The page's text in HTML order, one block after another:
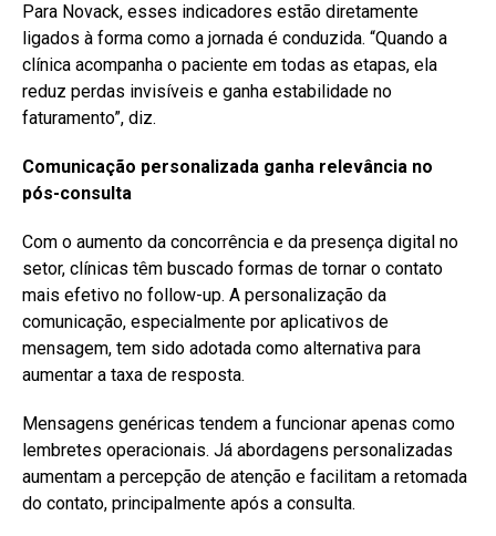
Para Novack, esses indicadores estão diretamente
ligados à forma como a jornada é conduzida. “Quando a
clínica acompanha o paciente em todas as etapas, ela
reduz perdas invisíveis e ganha estabilidade no
faturamento”, diz.
Comunicação personalizada ganha relevância no
pós-consulta
Com o aumento da concorrência e da presença digital no
setor, clínicas têm buscado formas de tornar o contato
mais efetivo no follow-up. A personalização da
comunicação, especialmente por aplicativos de
mensagem, tem sido adotada como alternativa para
aumentar a taxa de resposta.
Mensagens genéricas tendem a funcionar apenas como
lembretes operacionais. Já abordagens personalizadas
aumentam a percepção de atenção e facilitam a retomada
do contato, principalmente após a consulta.